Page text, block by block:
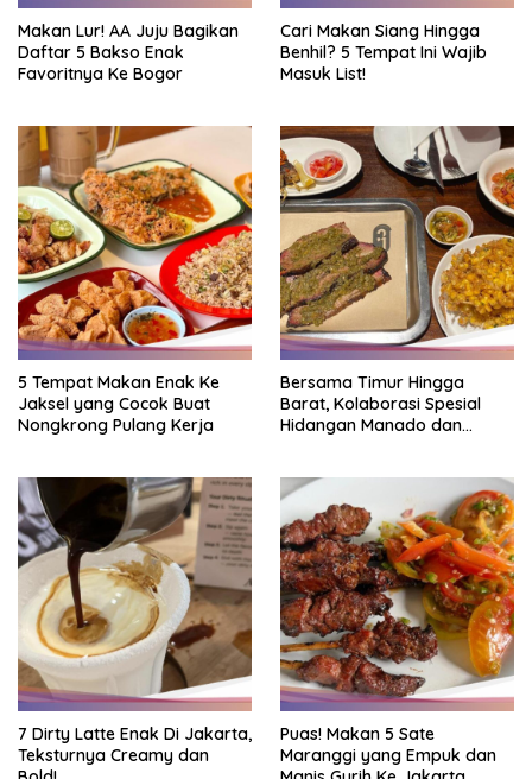
Makan Lur! AA Juju Bagikan
Daftar 5 Bakso Enak
Favoritnya Ke Bogor
Cari Makan Siang Hingga
Benhil? 5 Tempat Ini Wajib
Masuk List!
5 Tempat Makan Enak Ke
Jaksel yang Cocok Buat
Nongkrong Pulang Kerja
Bersama Timur Hingga
Barat, Kolaborasi Spesial
Hidangan Manado dan
7 Dirty Latte Enak Di Jakarta,
Teksturnya Creamy dan
Puas! Makan 5 Sate
Maranggi yang Empuk dan